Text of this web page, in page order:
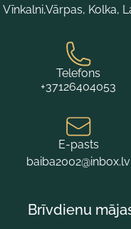
Vīnkalni,Vārpas, Kolka,
Telefons
+37126404053
E-pasts
baiba2002@inbox.lv
Brīvdienu